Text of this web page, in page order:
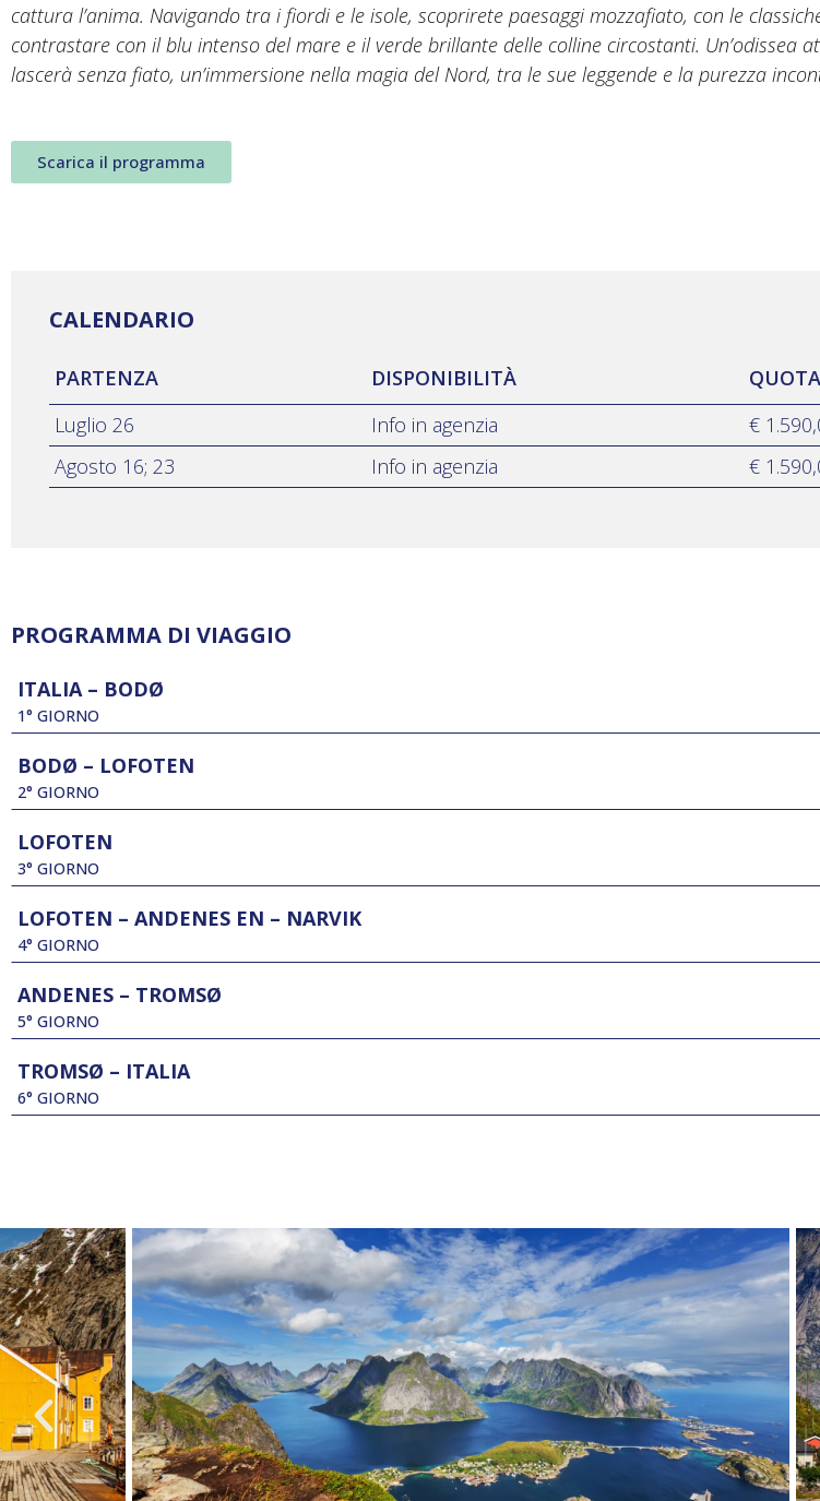
cattura l’anima. Navigando tra i fiordi e le isole, scoprirete paesaggi mozzafiato, con le
contrastare con il blu intenso del mare e il verde brillante delle colline circostanti. Un’odissea
lascerà senza fiato, un’immersione nella magia del Nord, tra le sue leggende e la purezza
Scarica il programma
CALENDARIO
PARTENZA DISPONIBILITÀ
Luglio 26
Info in agenzia
€
Agosto 16; 23
Info in agenzia €
PROGRAMMA DI VIAGGIO
ITALIA – BODØ
1° GIORNO
BODØ – LOFOTEN
2° GIORNO
LOFOTEN
3° GIORNO
LOFOTEN – ANDENES EN – NARVIK
4° GIORNO
ANDENES – TROMSØ
5° GIORNO
TROMSØ – ITALIA
6° GIORNO